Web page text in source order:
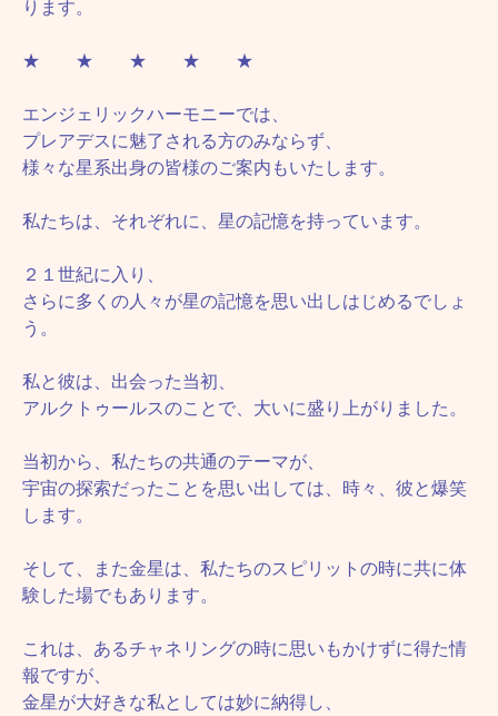
ります。
★ ★ ★ ★ ★
エンジェリックハーモニーでは、
プレアデスに魅了される方のみならず、
様々な星系出身の皆様のご案内もいたします。
私たちは、それぞれに、星の記憶を持っています。
２１世紀に入り、
さらに多くの人々が星の記憶を思い出しはじめるでしょ
う。
私と彼は、出会った当初、
アルクトゥールスのことで、大いに盛り上がりました。
当初から、私たちの共通のテーマが、
宇宙の探索だったことを思い出しては、時々、彼と爆笑
します。
そして、また金星は、私たちのスピリットの時に共に体
験した場でもあります。
これは、あるチャネリングの時に思いもかけずに得た情
報ですが、
金星が大好きな私としては妙に納得し、